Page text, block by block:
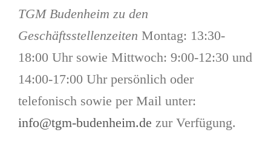
TGM Budenheim zu den
Geschäftsstellenzeiten Montag: 13:30-
18:00 Uhr sowie Mittwoch: 9:00-12:30 und
14:00-17:00 Uhr persönlich oder
telefonisch sowie per Mail unter:
info@tgm-budenheim.de zur Verfügung.